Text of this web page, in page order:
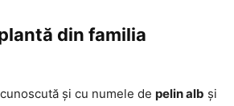
din familia
și cu numele de pelin alb și